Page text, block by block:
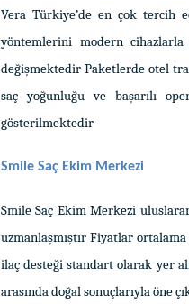
Vera Türkiye’de en çok tercih
yöntemlerini modern
değişmektedir Paketlerde otel
saç yoğunluğu ve başarılı
gösterilmektedir
Smile Saç Ekim Merkezi
Smile Saç Ekim Merkezi
uzmanlaşmıştır Fiyatlar
ilaç desteği standart olarak yer
arasında doğal sonuçlarıyla öne